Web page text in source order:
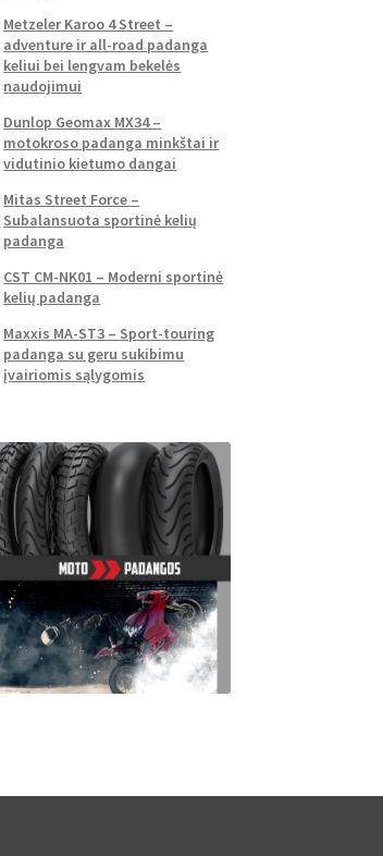
Metzeler Karoo 4 Street –
adventure ir all-road padanga
keliui bei lengvam bekelės
naudojimui
Dunlop Geomax MX34 –
motokroso padanga minkštai ir
vidutinio kietumo dangai
Mitas Street Force –
Subalansuota sportinė kelių
padanga
CST CM-NK01 – Moderni sportinė
kelių padanga
Maxxis MA-ST3 – Sport-touring
padanga su geru sukibimu
įvairiomis sąlygomis